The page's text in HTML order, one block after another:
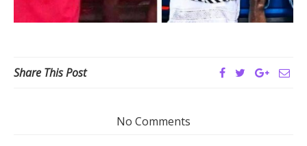
Share This Post
No Comments